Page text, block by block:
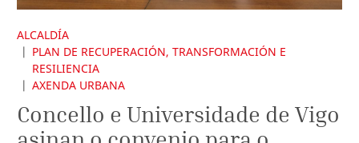
ALCALDÍA
PLAN DE RECUPERACIÓN, TRANSFORMACIÓN E
RESILIENCIA
AXENDA URBANA
Concello e Universidade de Vigo